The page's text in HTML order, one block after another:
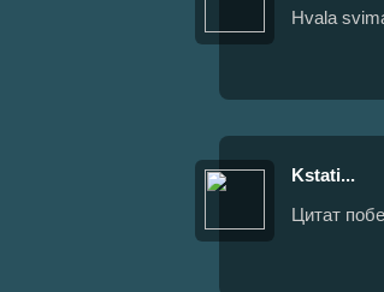
Hvala
Kstati...
Цитат